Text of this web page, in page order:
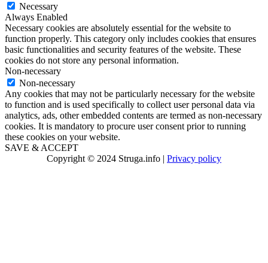
Necessary
Always Enabled
Necessary cookies are absolutely essential for the website to
function properly. This category only includes cookies that ensures
basic functionalities and security features of the website. These
cookies do not store any personal information.
Non-necessary
Non-necessary
Any cookies that may not be particularly necessary for the website
to function and is used specifically to collect user personal data via
analytics, ads, other embedded contents are termed as non-necessary
cookies. It is mandatory to procure user consent prior to running
these cookies on your website.
SAVE & ACCEPT
Copyright © 2024 Struga.info | Privacy policy